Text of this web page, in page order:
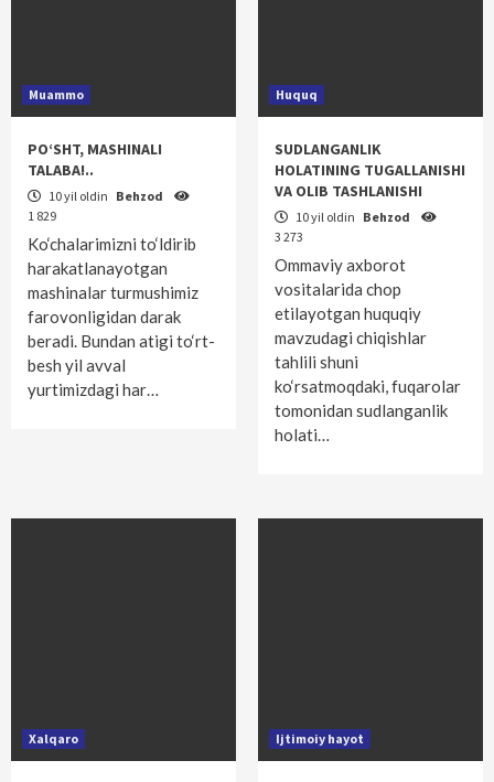
Muammo
PO‘SHT, MASHINALI
TALABA!..
10 yil oldin Behzod
1 829
Ko‘chalarimizni to‘ldirib
harakatlanayotgan
mashinalar turmushimiz
farovonligidan darak
beradi. Bundan atigi to‘rt-
besh yil avval
yurtimizdagi har…
Huquq
SUDLANGANLIK
HOLATINING TUGALLANISHI
VA OLIB TASHLANISHI
10 yil oldin Behzod
3 273
Ommaviy axborot
vositalarida chop
etilayotgan huquqiy
mavzudagi chiqishlar
tahlili shuni
ko‘rsatmoqdaki, fuqarolar
tomonidan sudlanganlik
holati…
Xalqaro Ijtimoiy hayot